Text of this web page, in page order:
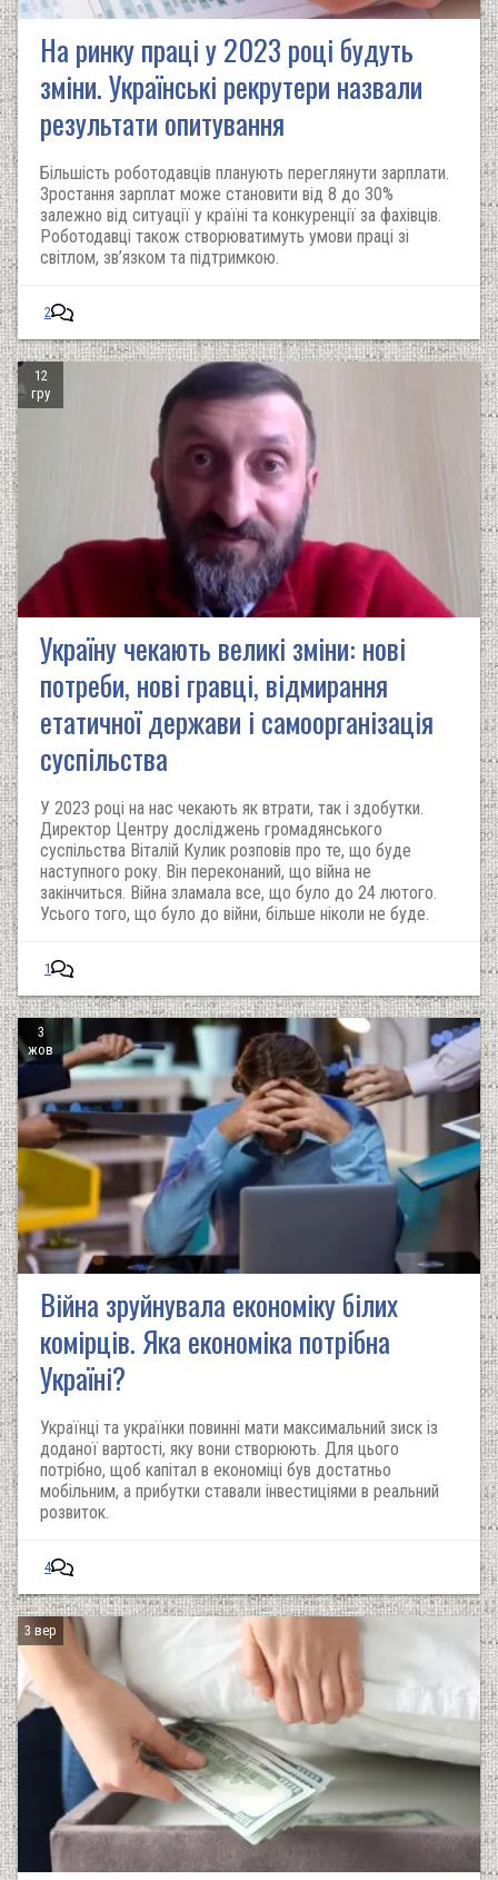
На ринку праці у 2023 році будуть
зміни. Українські рекрутери назвали
результати опитування
Більшість роботодавців планують переглянути зарплати.
Зростання зарплат може становити від 8 до 30%
залежно від ситуації у країні та конкуренції за фахівців.
Роботодавці також створюватимуть умови праці зі
світлом, зв’язком та підтримкою.
2
12
гру
Україну чекають великі зміни: нові
потреби, нові гравці, відмирання
етатичної держави і самоорганізація
суспільства
У 2023 році на нас чекають як втрати, так і здобутки.
Директор Центру досліджень громадянського
суспільства Віталій Кулик розповів про те, що буде
наступного року. Він переконаний, що війна не
закінчиться. Війна зламала все, що було до 24 лютого.
Усього того, що було до війни, більше ніколи не буде.
1
3
жов
Війна зруйнувала економіку білих
комірців. Яка економіка потрібна
Україні?
Українці та українки повинні мати максимальний зиск із
доданої вартості, яку вони створюють. Для цього
потрібно, щоб капітал в економіці був достатньо
мобільним, а прибутки ставали інвестиціями в реальний
розвиток.
4
3 вер